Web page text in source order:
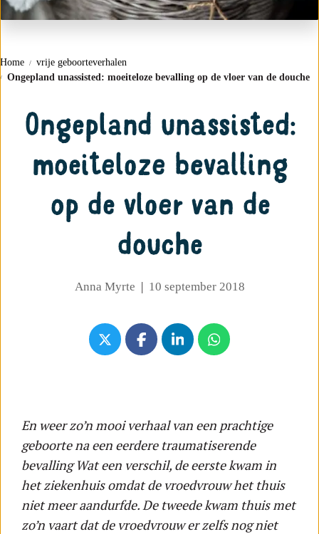
Home
vrije geboorteverhalen
Ongepland unassisted: moeiteloze bevalling op de vloer van de douche
Ongepland unassisted:
moeiteloze bevalling
op de vloer van de
douche
Anna Myrte | 10 september 2018
En weer zo’n mooi verhaal van een prachtige
geboorte na een eerdere traumatiserende
bevalling Wat een verschil, de eerste kwam in
het ziekenhuis omdat de vroedvrouw het thuis
niet meer aandurfde. De tweede kwam thuis met
zo’n vaart dat de vroedvrouw er zelfs nog niet